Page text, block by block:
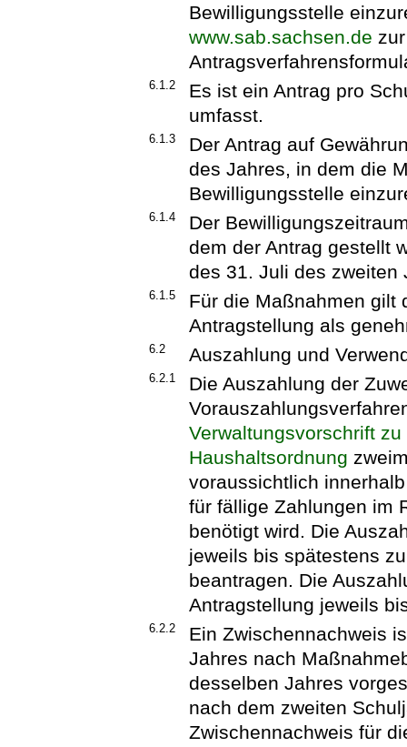
Bewilligungsstelle
www.sab.sachsen.de
6.1.2
Es ist ein Antrag pro
umfasst.
6.1.3
Der Antrag auf
des Jahres, in dem die
Bewilligungsstelle
6.1.4
Der
dem der Antrag gestellt
des 31. Juli des zweiten
6.1.5
Für die Maßnahmen gilt
Antragstellung als
6.2 Auszahlung und
6.2.1
Die Auszahlung der
Verwaltungsvorschrift
Haushaltsordnung
voraussichtlich
für fällige Zahlungen im
benötigt wird. Die
jeweils bis spätestens
beantragen. Die
Antragstellung jeweils
6.2.2
Ein Zwischennachweis
Jahres nach
desselben Jahres
nach dem zweiten
Zwischennachweis für